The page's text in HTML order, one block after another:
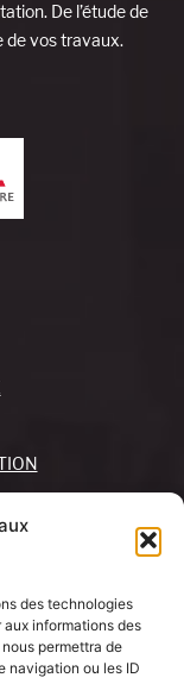
des technologies
informations des
permettra de
navigation ou les ID
De l’étude de
de vos travaux.